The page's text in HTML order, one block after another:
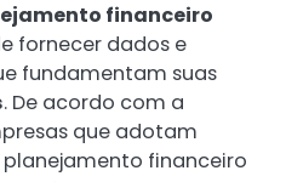
financeiro
fornecer dados e
fundamentam suas
. De acordo com a
que adotam
financeiro